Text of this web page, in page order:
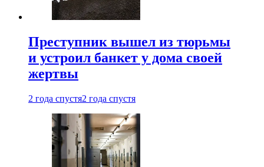
Преступник вышел из тюрьмы
и устроил банкет у дома своей
жертвы
2 года спустя2 года спустя